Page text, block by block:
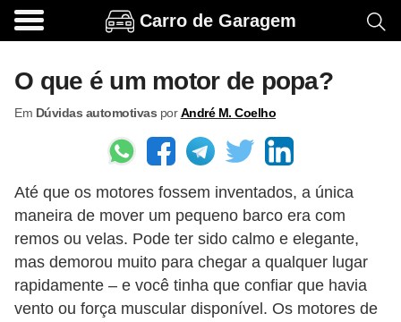
Carro de Garagem
O que é um motor de popa?
Em Dúvidas automotivas porAndré M. Coelho
Até que os motores fossem inventados, a única
maneira de mover um pequeno barco era com
remos ou velas. Pode ter sido calmo e elegante,
mas demorou muito para chegar a qualquer lugar
rapidamente – e você tinha que confiar que havia
vento ou força muscular disponível. Os motores de
A
e
s
r
i
s
e